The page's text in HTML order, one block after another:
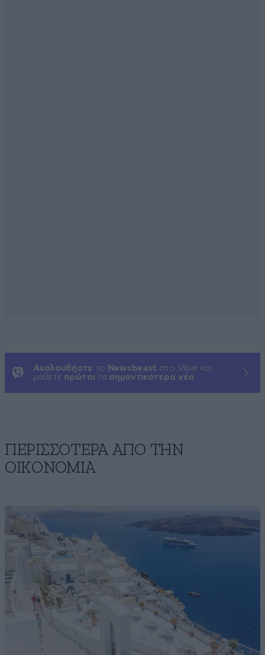
Ακολουθήστε το Newsbeast στο Viber και
μάθετε πρώτοι τα σημαντικότερα νέα
ΠΕΡΙΣΣΟΤΕΡΑ ΑΠΟ ΤΗΝ
ΟΙΚΟΝΟΜΙΑ